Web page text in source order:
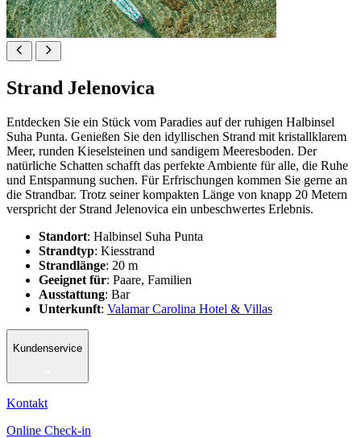
Strand Jelenovica
Entdecken Sie ein Stück vom Paradies auf der ruhigen Halbinsel
Suha Punta. Genießen Sie den idyllischen Strand mit kristallklarem
Meer, runden Kieselsteinen und sandigem Meeresboden. Der
natürliche Schatten schafft das perfekte Ambiente für alle, die Ruhe
und Entspannung suchen. Für Erfrischungen kommen Sie gerne an
die Strandbar. Trotz seiner kompakten Länge von knapp 20 Metern
verspricht der Strand Jelenovica ein unbeschwertes Erlebnis.
Standort: Halbinsel Suha Punta
Strandtyp: Kiesstrand
Strandlänge: 20 m
Geeignet für: Paare, Familien
Ausstattung: Bar
Unterkunft: Valamar Carolina Hotel & Villas
Kundenservice
Kontakt
Online Check-in